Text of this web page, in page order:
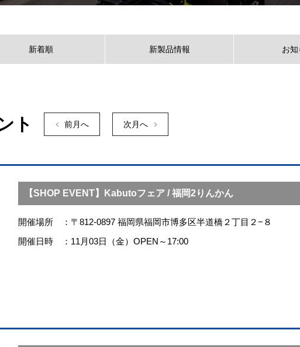
新着順 新製品情報 お
ト 前月へ 次月へ
【SHOP EVENT】Kabutoフェア / 福岡2りんかん
開催場所
〒812-0897 福岡県福岡市博多区半道橋２丁目２−８
開催日時
11月03日（金）OPEN～17:00